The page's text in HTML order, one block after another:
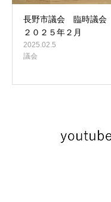
長野市議会 臨時議会
２０２５年２月
2025.02.5
議会